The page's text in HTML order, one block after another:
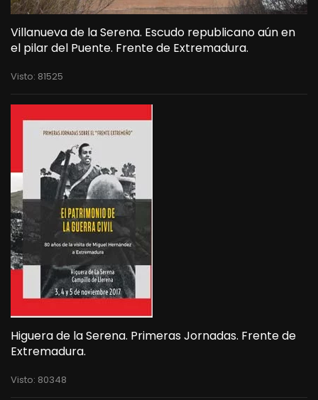
Villanueva de la Serena. Escudo republicano aún en
el pilar del Puente. Frente de Extremadura.
Visto: 81525
Higuera de la Serena. Primeras Jornadas. Frente de
Extremadura.
Visto: 80348